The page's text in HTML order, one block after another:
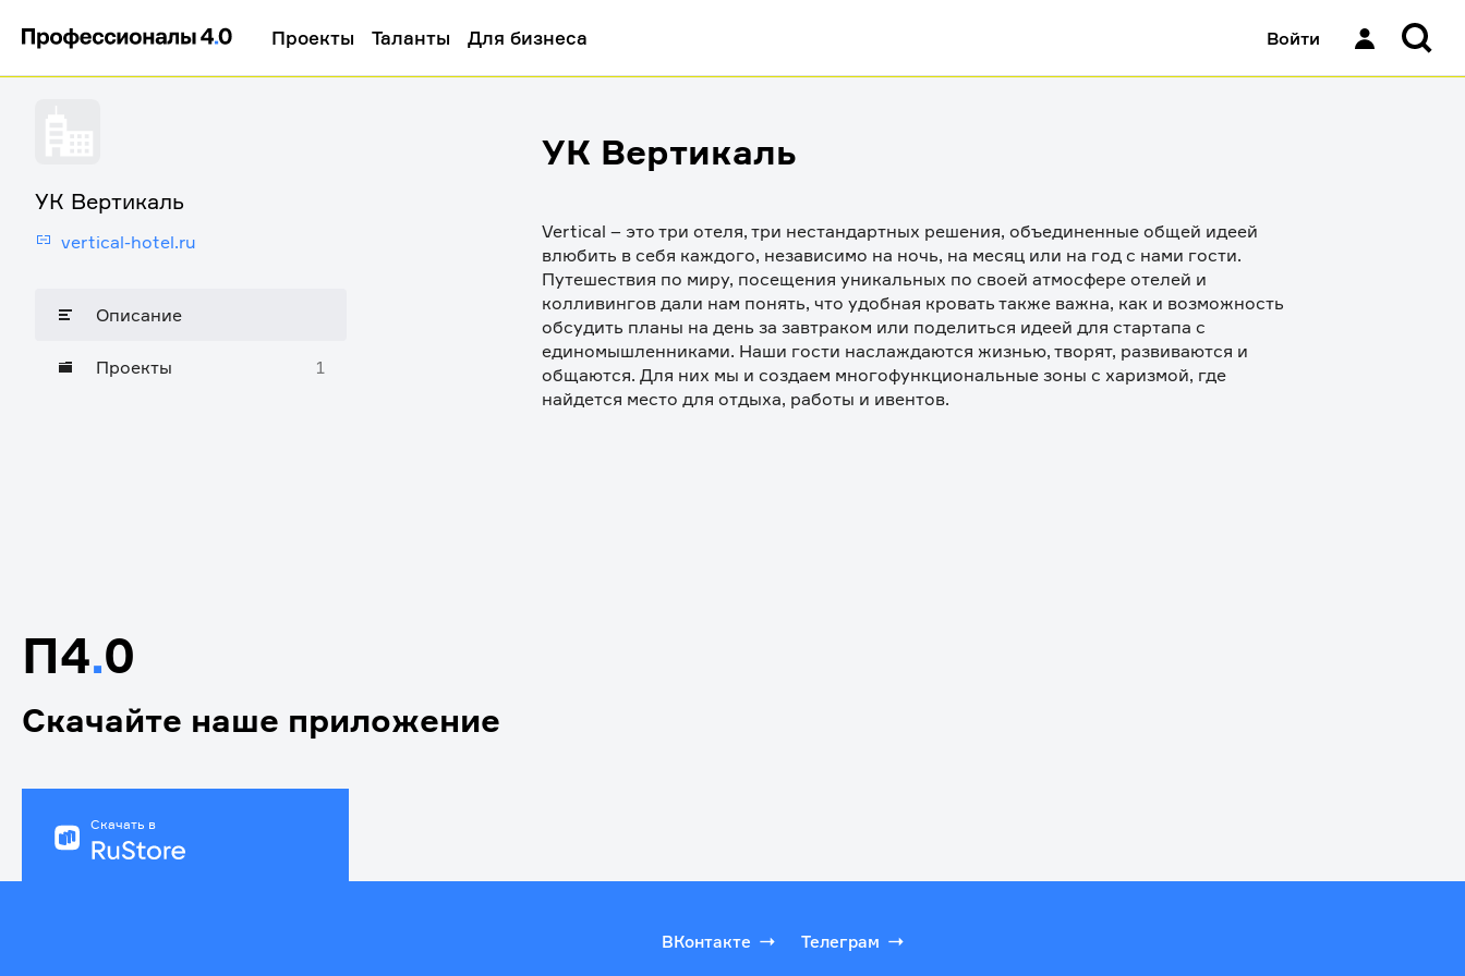
Проекты Таланты Для бизнеса Войти
УК Вертикаль
vertical-hotel.ru
Описание
Проекты 1
УК Вертикаль
Vertical – это три отеля, три нестандартных решения, объединенные общей идеей
влюбить в себя каждого, независимо на ночь, на месяц или на год с нами гости.
Путешествия по миру, посещения уникальных по своей атмосфере отелей и
колливингов дали нам понять, что удобная кровать также важна, как и возможность
обсудить планы на день за завтраком или поделиться идеей для стартапа с
единомышленниками. Наши гости наслаждаются жизнью, творят, развиваются и
общаются. Для них мы и создаем многофункциональные зоны с харизмой, где
найдется место для отдыха, работы и ивентов.
П4.0
Скачайте наше приложение
Скачать в
ВКонтакте Телеграм